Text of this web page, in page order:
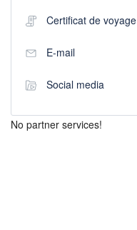
Certificat de voyage
E-mail
Social media
No partner services!